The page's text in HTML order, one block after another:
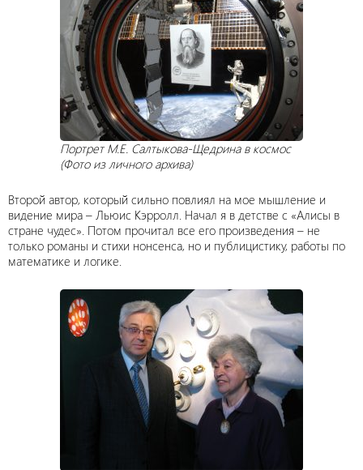
Портрет М.Е. Салтыкова-Щедрина в космос
(Фото из личного архива)
Второй автор, который сильно повлиял на мое мышление и
видение мира – Льюис Кэрролл. Начал я в детстве с «Алисы в
стране чудес». Потом прочитал все его произведения – не
только романы и стихи нонсенса, но и публицистику, работы по
математике и логике.